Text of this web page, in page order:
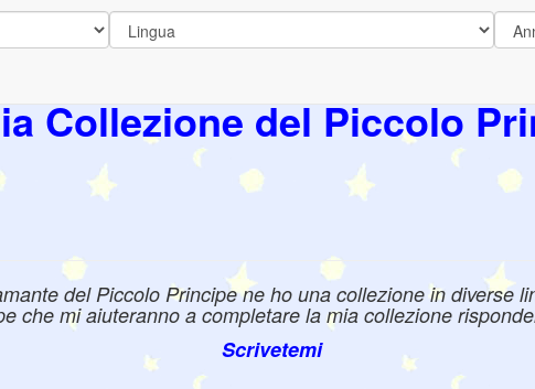
Collezione del Piccolo
del Piccolo Principe ne ho una collezione in diverse
che mi aiuteranno a completare la mia collezione
Scrivetemi